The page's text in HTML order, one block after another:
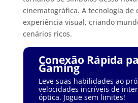
cinematográfica. A tecnologia de
experiência visual, criando
cenários ricos.
Conexão Rápida
Gaming
Leve suas habilidades ao
velocidades incríveis de
óptica. Jogue sem limites!